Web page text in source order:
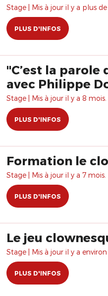
Stage | Mis à jour il y a plus de
PLUS D'INFOS
"C’est la parole
avec Philippe
Stage | Mis à jour il y a 8 mois.
PLUS D'INFOS
Formation le
Stage | Mis à jour il y a 7 mois.
PLUS D'INFOS
Le jeu
Stage | Mis à jour il y a environ
PLUS D'INFOS